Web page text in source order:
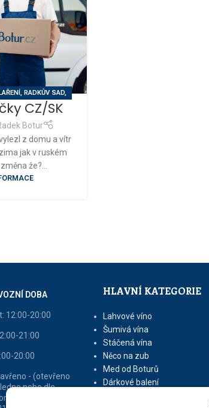
,RADKŮV SAD,
BOTUR
CZ/SK
Botur
z domu a vítr
jak v ruském
že?...
DOBA
12:00-20:00
21:00
20:00
- (otevřeno
nebo dle
domluvy na tel
HLAVNÍ KATEGORIE
Lahvové víno
Šumivá vína
Stáčená vína
Něco na zub
Med od Boturů
Dárkové balení